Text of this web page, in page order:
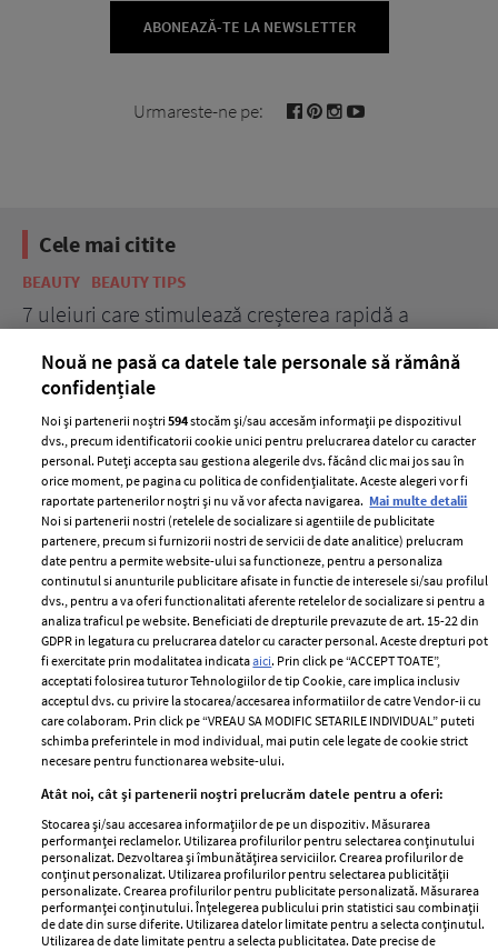
ABONEAZĂ-TE LA NEWSLETTER
Urmareste-ne pe:
Cele mai citite
BEAUTY BEAUTY TIPS
7 uleiuri care stimulează creșterea rapidă a
ELLE Style Awards
2024
Despre ELLE
Romania
Contact
Abonamente
Termeni si conditii
Politica de
confidențialitate
Politica de cookies
Publicitate
GSP
Unica
Baby
Retete
femei
Viva
Avantaje
Retete practice
Nouă ne pasă ca datele tale personale să rămână
confidențiale
Noi și partenerii noștri594stocăm și/sau accesăm informații pe dispozitivul
dvs., precum identificatorii cookie unici pentru prelucrarea datelor cu caracter
personal. Puteți accepta sau gestiona alegerile dvs. făcând clic mai jos sau în
orice moment, pe pagina cu politica de confidențialitate. Aceste alegeri vor fi
raportate partenerilor noștri și nu vă vor afecta navigarea. Mai multe detalii
Noi si partenerii nostri (retelele de socializare si agentiile de publicitate
partenere, precum si furnizorii nostri de servicii de date analitice) prelucram
date pentru a permite website-ului sa functioneze, pentru a personaliza
continutul si anunturile publicitare afisate in functie de interesele si/sau profilul
dvs., pentru a va oferi functionalitati aferente retelelor de socializare si pentru a
analiza traficul pe website. Beneficiati de drepturile prevazute de art. 15-22 din
GDPR in legatura cu prelucrarea datelor cu caracter personal. Aceste drepturi pot
fi exercitate prin modalitatea indicataaici. Prin click pe “ACCEPT TOATE”,
acceptati folosirea tuturor Tehnologiilor de tip Cookie, care implica inclusiv
acceptul dvs. cu privire la stocarea/accesarea informatiilor de catre Vendor-ii cu
care colaboram. Prin click pe “VREAU SA MODIFIC SETARILE INDIVIDUAL” puteti
schimba preferintele in mod individual, mai putin cele legate de cookie strict
necesare pentru functionarea website-ului.
Atât noi, cât și partenerii noștri prelucrăm datele pentru a oferi:
Stocarea și/sau accesarea informațiilor de pe un dispozitiv. Măsurarea
performanței reclamelor. Utilizarea profilurilor pentru selectarea conținutului
personalizat. Dezvoltarea și îmbunătățirea serviciilor. Crearea profilurilor de
conținut personalizat. Utilizarea profilurilor pentru selectarea publicității
personalizate. Crearea profilurilor pentru publicitate personalizată. Măsurarea
performanței conținutului. Înțelegerea publicului prin statistici sau combinații
de date din surse diferite. Utilizarea datelor limitate pentru a selecta conținutul.
Utilizarea de date limitate pentru a selecta publicitatea. Date precise de